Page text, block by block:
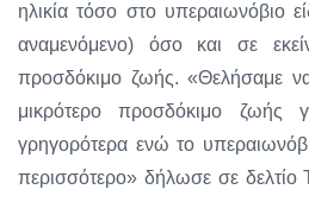
ηλικία τόσο στο υπεραιωνόβιο
αναμενόμενο) όσο και σε
προσδόκιμο ζωής. «Θελήσαμε
μικρότερο προσδόκιμο ζωής
γρηγορότερα ενώ το
περισσότερο» δήλωσε σε